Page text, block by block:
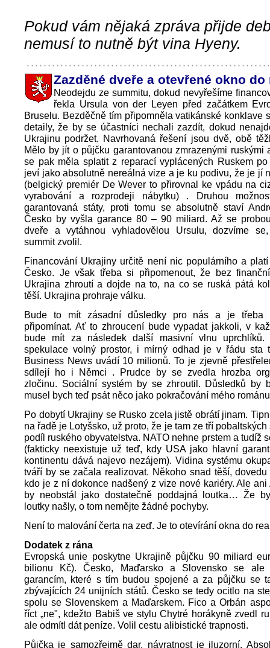
Pokud vám nějaká zpráva přijde
nemusí to nutně být vina Hyeny.
Zazděné dveře a otevřené okno do
Neodejdu ze summitu, dokud nevyřešíme
řekla Ursula von der Leyen před začátkem
Bruselu. Bezděčně tím připomněla vatikánské konklave
detaily, že by se účastníci nechali zazdít, dokud
Ukrajinu podržet. Navrhovaná řešení jsou dvě, obě
Mělo by jít o půjčku garantovanou zmrazenými ruskými
se pak měla splatit z reparací vyplácených Ruskem
jeví jako absolutně nereálná vize a je ku podivu, že je jí
(belgický premiér De Wever to přirovnal ke vpádu na
vyrabování a rozprodeji nábytku) . Druhou
garantovaná státy, proti tomu se absolutně staví
Česko by vyšla garance 80 – 90 miliard. Až se
dveře a vytáhnou vyhladovělou Ursulu, dozvíme
summit zvolil.
Financování Ukrajiny určitě není nic populárního a
Česko. Je však třeba si připomenout, že bez
Ukrajina zhroutí a dojde na to, na co se ruská pátá
těší. Ukrajina prohraje válku.
Bude to mít zásadní důsledky pro nás a je třeba
připomínat. Ať to zhroucení bude vypadat jakkoli, v
bude mít za následek další masivní vlnu
spekulace volný prostor, i mírný odhad je v řádu sta
Business News uvádí 10 milionů. To je zjevně
sdílejí ho i Němci . Prudce by se zvedla hrozba
zločinu. Sociální systém by se zhroutil. Důsledků by
musel bych teď psát něco jako pokračování mého
Po dobytí Ukrajiny se Rusko zcela jistě obrátí jinam.
na řadě je Lotyšsko, už proto, že je tam ze tří
podíl ruského obyvatelstva. NATO nehne prstem a tudíž
(fakticky neexistuje už teď, kdy USA jako hlavní
kontinentu dává najevo nezájem). Vidina systému
tváří by se začala realizovat. Někoho snad těší, dovedu
kdo je z ní dokonce nadšený z vize nové kariéry. Ale
by neobstál jako dostatečně poddajná loutka… Že
loutky našly, o tom nemějte žádné pochyby.
Není to malování čerta na zeď. Je to otevírání okna do
Dodatek z rána
Evropská unie poskytne Ukrajině půjčku 90 miliard
bilionu Kč). Česko, Maďarsko a Slovensko se ale
garancím, které s tím budou spojené a za půjčku se
zbývajících 24 unijních států. Česko se tedy ocitlo na
spolu se Slovenskem a Maďarskem. Fico a Orbán
říct „ne", kdežto Babiš ve stylu Chytré horákyně zvedl
ale odmítl dát peníze. Volil cestu alibistické trapnosti.
Půjčka je samozřejmě dar, návratnost je iluzorní.